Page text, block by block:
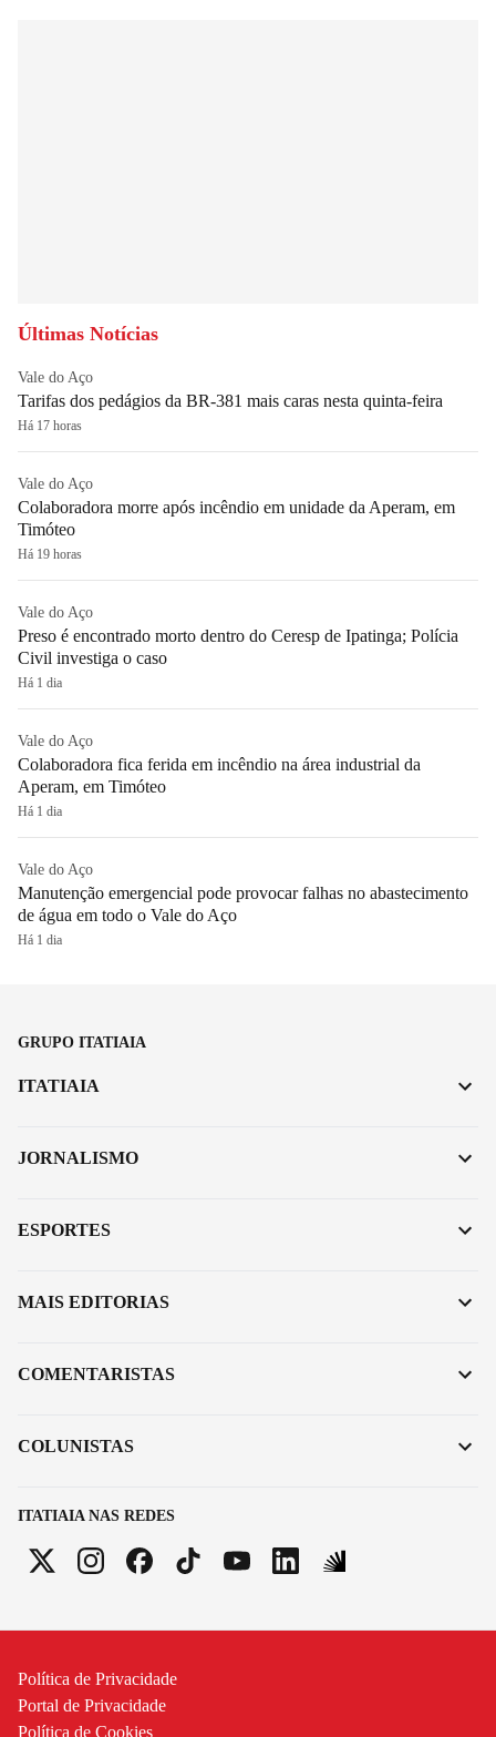
Últimas Notícias
Vale do Aço
Tarifas dos pedágios da BR-381 mais caras nesta quinta-feira
Há 17 horas
Vale do Aço
Colaboradora morre após incêndio em unidade da Aperam, em
Timóteo
Há 19 horas
Vale do Aço
Preso é encontrado morto dentro do Ceresp de Ipatinga; Polícia
Civil investiga o caso
Há 1 dia
Vale do Aço
Colaboradora fica ferida em incêndio na área industrial da
Aperam, em Timóteo
Há 1 dia
Vale do Aço
Manutenção emergencial pode provocar falhas no abastecimento
de água em todo o Vale do Aço
Há 1 dia
GRUPO ITATIAIA
ITATIAIA NAS REDES
ITATIAIA
JORNALISMO
ESPORTES
MAIS EDITORIAS
COMENTARISTAS
COLUNISTAS
Política de Privacidade
Portal de Privacidade
Política de Cookies